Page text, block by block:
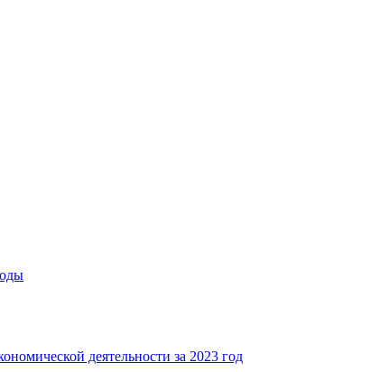
деятельности за 2023 год